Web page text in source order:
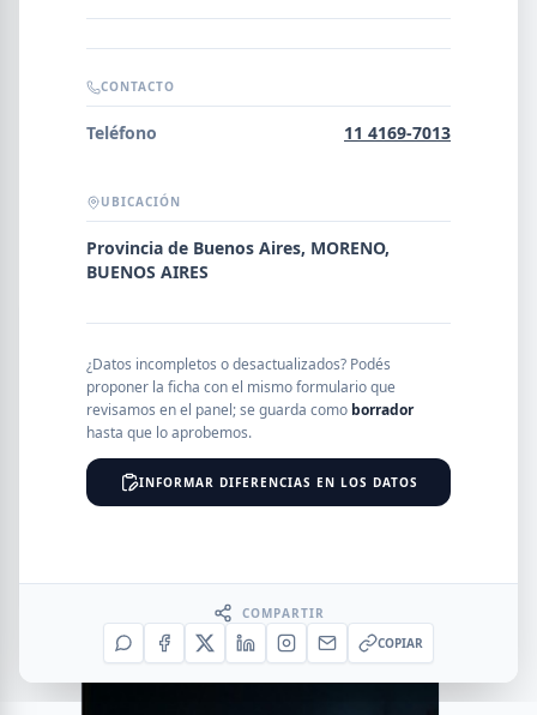
Error al cargar empresas.
NOMBRE
SEGMENTO
CONTACTO
Teléfono 11 4169-7013
UBICACIÓN
Provincia de Buenos Aires, MORENO,
BUENOS AIRES
¿Datos incompletos o desactualizados? Podés
proponer la ficha con el mismo formulario que
revisamos en el panel; se guarda como borrador
hasta que lo aprobemos.
INFORMAR DIFERENCIAS EN LOS DATOS
COMPARTIR
COPIAR